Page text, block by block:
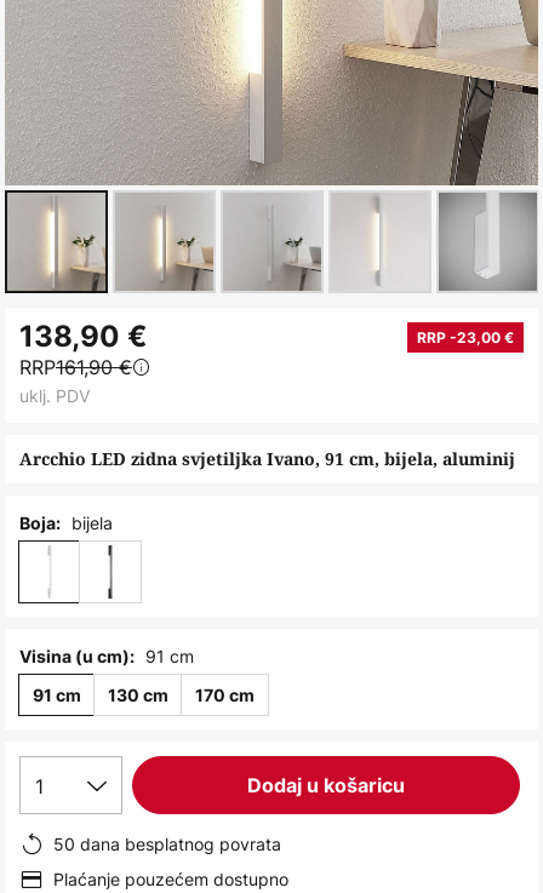
to
the
beginning
the
gallery
Arcchio LED zidna svjetiljka Ivano, 91 cm, bijela, aluminij
138,90 € RRP -23,00 €
RRP161,90 €
uklj. PDV
Boja: bijela
Visina (u cm): 91 cm
91 cm 130 cm 170 cm
1 Dodaj u košaricu
50 dana besplatnog povrata
Plaćanje pouzećem dostupno